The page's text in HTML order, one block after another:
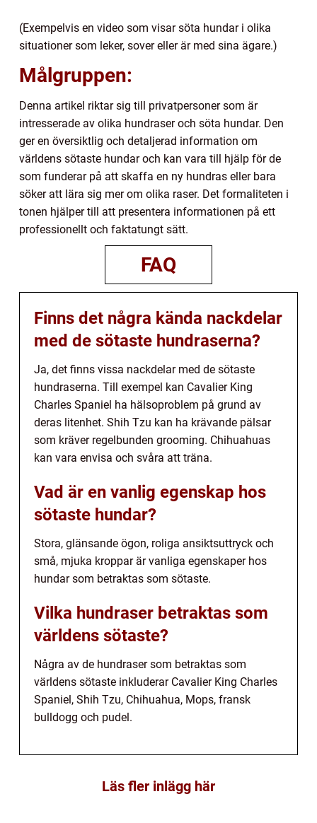
(Exempelvis en video som visar söta hundar i olika
situationer som leker, sover eller är med sina ägare.)
Målgruppen:
Denna artikel riktar sig till privatpersoner som är
intresserade av olika hundraser och söta hundar. Den
ger en översiktlig och detaljerad information om
världens sötaste hundar och kan vara till hjälp för de
som funderar på att skaffa en ny hundras eller bara
söker att lära sig mer om olika raser. Det formaliteten i
tonen hjälper till att presentera informationen på ett
professionellt och faktatungt sätt.
FAQ
Finns det några kända nackdelar
med de sötaste hundraserna?
Ja, det finns vissa nackdelar med de sötaste
hundraserna. Till exempel kan Cavalier King
Charles Spaniel ha hälsoproblem på grund av
deras litenhet. Shih Tzu kan ha krävande pälsar
som kräver regelbunden grooming. Chihuahuas
kan vara envisa och svåra att träna.
Vad är en vanlig egenskap hos
sötaste hundar?
Stora, glänsande ögon, roliga ansiktsuttryck och
små, mjuka kroppar är vanliga egenskaper hos
hundar som betraktas som sötaste.
Vilka hundraser betraktas som
världens sötaste?
Några av de hundraser som betraktas som
världens sötaste inkluderar Cavalier King Charles
Spaniel, Shih Tzu, Chihuahua, Mops, fransk
bulldogg och pudel.
Läs fler inlägg här